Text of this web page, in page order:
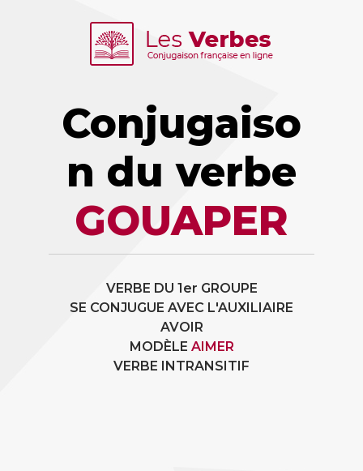
Conjugaiso
n du verbe
GOUAPER
VERBE DU 1er GROUPE
SE CONJUGUE AVEC L'AUXILIAIRE
AVOIR
MODÈLE AIMER
VERBE INTRANSITIF